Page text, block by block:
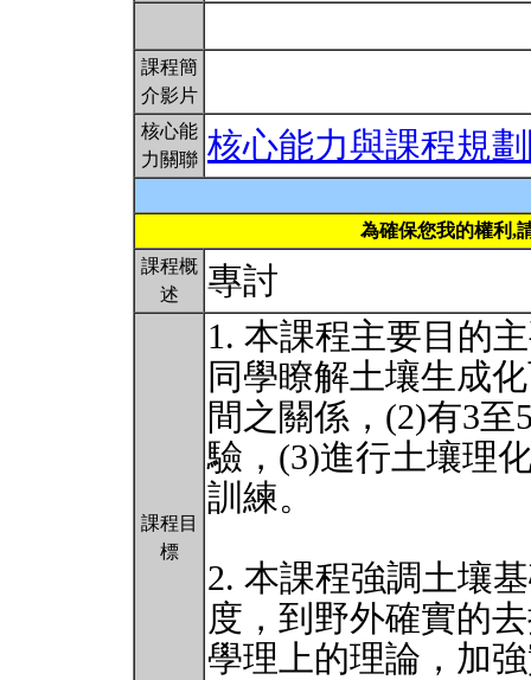
課程簡
介影片
核心能
力關聯 核心能力與課程規
為確保您我的權利,
課程概
述
專討
課程目
標
1. 本課程主要目的
同學瞭解土壤生成
間之關係，(2)有3
驗，(3)進行土壤理
訓練。
2. 本課程強調土壤
度，到野外確實的
學理上的理論，加